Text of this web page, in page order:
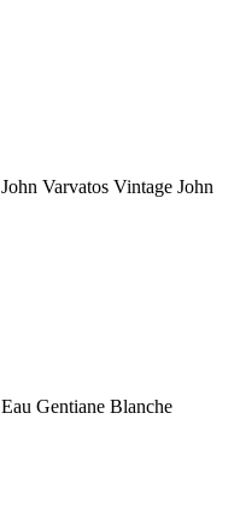
John Varvatos Vintage John
Eau Gentiane Blanche